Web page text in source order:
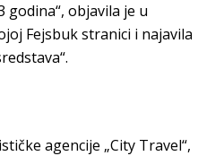
objavila je u
Fejsbuk stranici i najavila
agencije „City Travel“,